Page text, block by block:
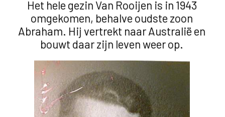
Het hele gezin Van Rooijen is in 1943
omgekomen, behalve oudste zoon
Abraham. Hij vertrekt naar Australië en
bouwt daar zijn leven weer op.